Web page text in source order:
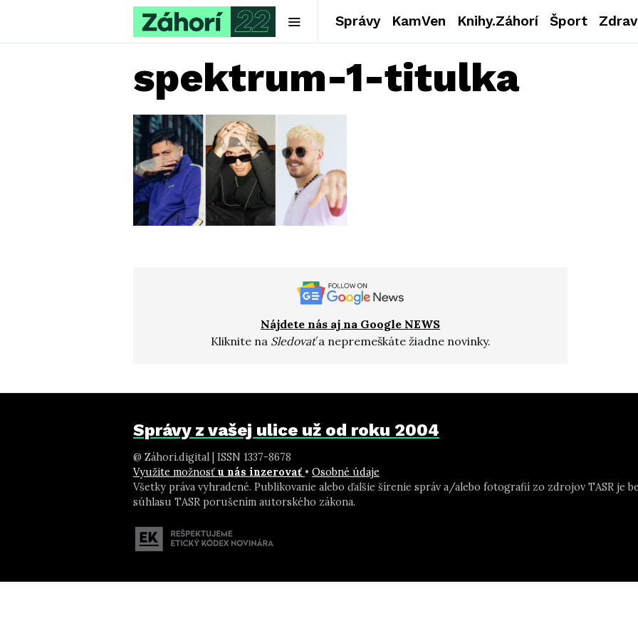
Správy KamVen Knihy.Záhorí Šport
spektrum-1-titulka
Nájdete nás aj na Google NEWS
Kliknite na Sledovaťa nepremeškáte žiadne novinky.
Správy z vašej ulice už od roku 2004
@ Záhori.digital | ISSN 1337-8678
Využite možnosť u nás inzerovať • Osobné údaje
Všetky práva vyhradené. Publikovanie alebo ďalšie šírenie správ a/alebo fotografií zo zdrojov TASR je
súhlasu TASR porušením autorského zákona.